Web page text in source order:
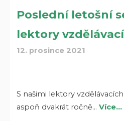
Poslední letošní
lektory
12. prosince 2021
S našimi lektory
aspoň dvakrát ročně…Více…